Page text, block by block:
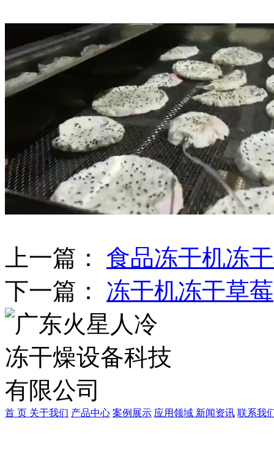
上一篇： 食品冻干机冻
下一篇： 冻干机冻干草莓
首 页 关于我们 产品中心 案例展示 应用领域 新闻资讯 联系我